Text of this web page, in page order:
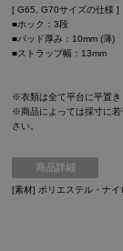
[ G65, G70サイズの仕様 ]
■ホック：3段
■パッド厚み：10mm (薄)
■ストラップ幅：13mm
※衣類は全て平台に平置き
※商品によっては採寸に若
さい。
商品詳細
[素材] ポリエステル・ナイ